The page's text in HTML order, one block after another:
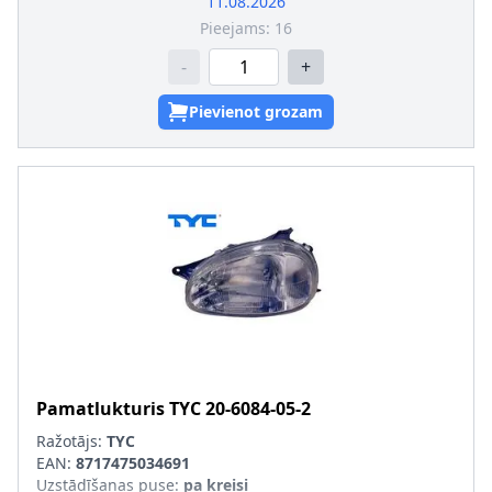
Pieejams: 16
- +
Pievienot grozam
PamatlukturisTYC20-6084-05-2
Ražotājs: TYC
EAN: 8717475034691
Uzstādīšanas puse: pa kreisi